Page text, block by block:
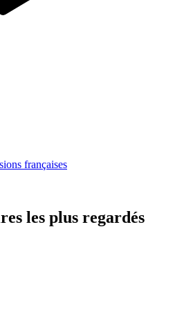
françaises
les plus regardés